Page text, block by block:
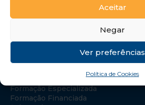
Aceitar
Negar
Ver preferências
Política de Cookies
NAVEGAÇÃO
Formação Especializada
Formação Financiada